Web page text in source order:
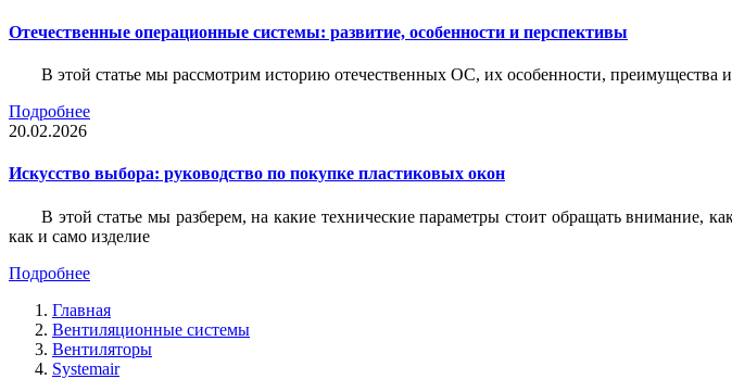
Отечественные операционные системы: развитие, особенности и перспективы
В этой статье мы рассмотрим историю отечественных ОС, их особенности, преимущества
Подробнее
20.02.2026
Искусство выбора: руководство по покупке пластиковых окон
В этой статье мы разберем, на какие технические параметры стоит обращать внимание,
как и само изделие
Подробнее
Главная
Вентиляционные системы
Вентиляторы
Systemair